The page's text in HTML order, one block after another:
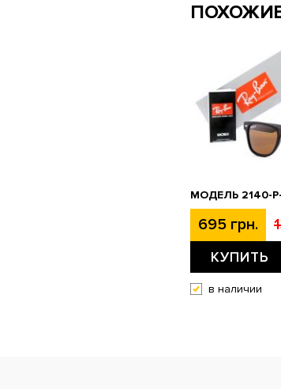
МОДЕЛЬ 2140-
695 грн.
КУПИТЬ
в наличии